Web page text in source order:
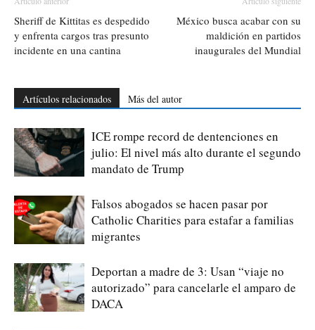
Sheriff de Kittitas es despedido
y enfrenta cargos tras presunto
incidente en una cantina
México busca acabar con su
maldición en partidos
inaugurales del Mundial
Artículos relacionados Más del autor
ICE rompe record de dentenciones en
julio: El nivel más alto durante el segundo
mandato de Trump
Falsos abogados se hacen pasar por
Catholic Charities para estafar a familias
migrantes
Deportan a madre de 3: Usan “viaje no
autorizado” para cancelarle el amparo de
DACA